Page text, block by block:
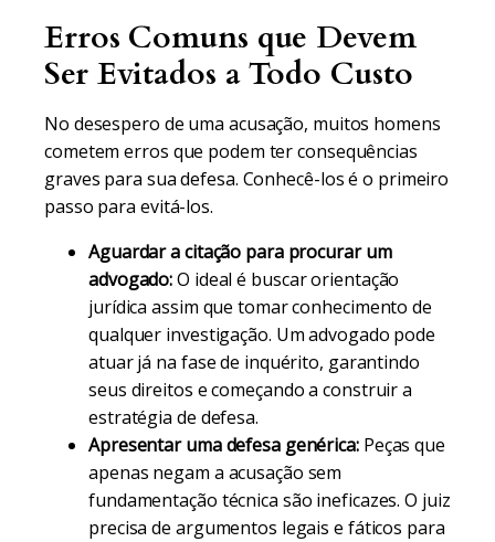
Erros Comuns que Devem
Ser Evitados a Todo Custo
No desespero de uma acusação, muitos homens
cometem erros que podem ter consequências
graves para sua defesa. Conhecê-los é o primeiro
passo para evitá-los.
Aguardar a citação para procurar um
advogado:O ideal é buscar orientação
jurídica assim que tomar conhecimento de
qualquer investigação. Um advogado pode
atuar já na fase de inquérito, garantindo
seus direitos e começando a construir a
estratégia de defesa.
Apresentar uma defesa genérica:Peças que
apenas negam a acusação sem
fundamentação técnica são ineficazes. O juiz
precisa de argumentos legais e fáticos para